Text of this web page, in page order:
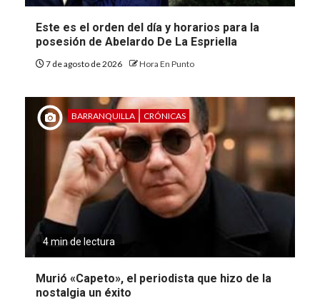
Este es el orden del día y horarios para la
posesión de Abelardo De La Espriella
7 de agosto de 2026 Hora En Punto
BARRANQUILLA CRÓNICAS
4 min de lectura
Murió «Capeto», el periodista que hizo de la
nostalgia un éxito